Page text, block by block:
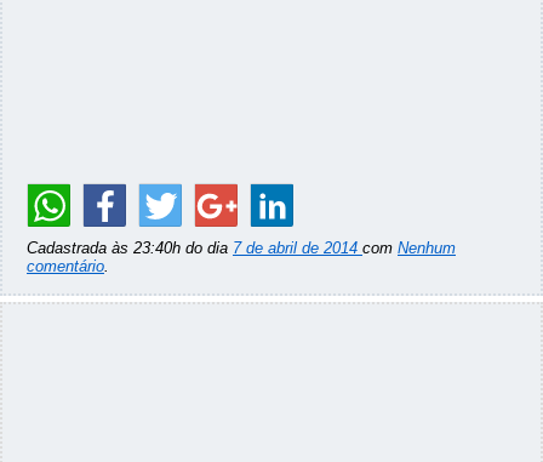
Cadastrada às 23:40h do dia 7 de abril de 2014 com Nenhum
comentário.